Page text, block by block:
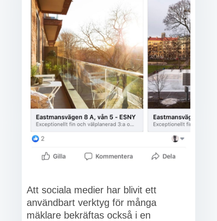
Att sociala medier har blivit ett
användbart verktyg för många
mäklare bekräftas också i en